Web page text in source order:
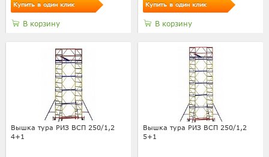
Купить в один клик
В корзину
Купить в один клик
В корзину
Вышка тура РИЗ ВСП 250/1,2
4+1
Вышка тура РИЗ ВСП 250/1,2
5+1